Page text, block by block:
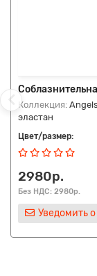
Коллекция:
эластан
Цвет/размер:
2980р.
Без НДС: 2980р.
Уведомить